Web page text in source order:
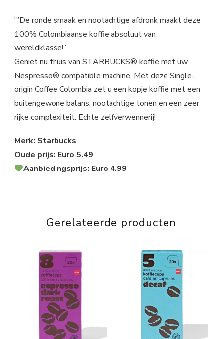
'”De ronde smaak en nootachtige afdronk maakt deze
100% Colombiaanse koffie absoluut van
wereldklasse!”
Geniet nu thuis van STARBUCKS® koffie met uw
Nespresso® compatible machine. Met deze Single-
origin Coffee Colombia zet u een kopje koffie met een
buitengewone balans, nootachtige tonen en een zeer
rijke complexiteit. Echte zelfverwennerij!
Merk: Starbucks
Oude prijs: Euro 5.49
Aanbiedingsprijs: Euro 4.99
Gerelateerde producten